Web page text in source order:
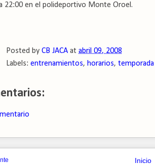
22:00 en el polideportivo Monte Oroel.
Posted by CB JACA at abril 09, 2008
Labels: entrenamientos, horarios,
Inicio